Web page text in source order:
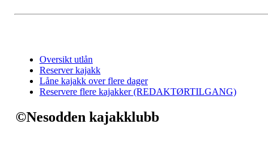
Oversikt utlån
Reserver kajakk
Låne kajakk over flere dager
Reservere flere kajakker (REDAKTØRTILGANG)
©Nesodden kajakklubb